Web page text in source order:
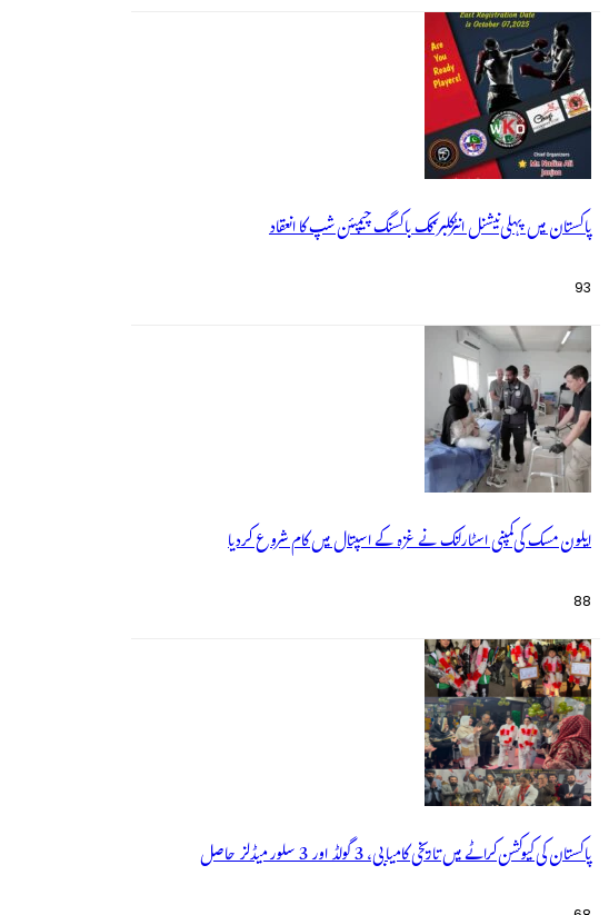
پاکستان میں پہلی نیشنل انٹرکلبز کک باکسنگ چیمپئن شپ کا انعقاد
93
ایلون مسک کی کمپنی اسٹارلنک نے غزہ کے اسپتال میں کام شروع کردیا
88
پاکستان کی کیوکشن کراٹے میں تاریخی کامیابی، 3 گولڈ اور 3 سلور میڈلز حاصل